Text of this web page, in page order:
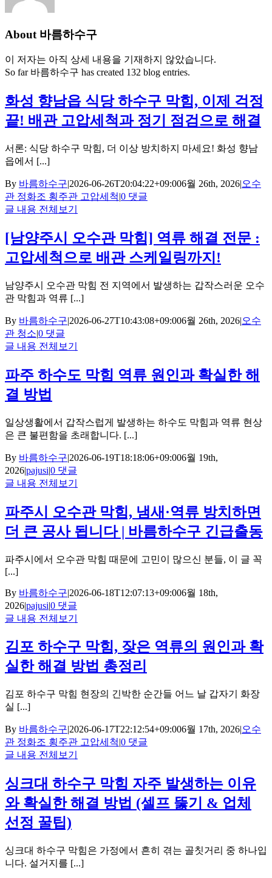
About 바름하수구
이 저자는 아직 상세 내용을 기재하지 않았습니다.
So far 바름하수구 has created 132 blog entries.
화성 향남읍 식당 하수구 막힘, 이제 걱정
끝! 배관 고압세척과 정기 점검으로 해결
서론: 식당 하수구 막힘, 더 이상 방치하지 마세요! 화성 향남
읍에서 [...]
By 바름하수구|2026-06-26T20:04:22+09:006월 26th, 2026|오수
관 정화조 횡주관 고압세척|0 댓글
글 내용 전체보기
[남양주시 오수관 막힘] 역류 해결 전문 :
고압세척으로 배관 스케일링까지!
남양주시 오수관 막힘 전 지역에서 발생하는 갑작스러운 오수
관 막힘과 역류 [...]
By 바름하수구|2026-06-27T10:43:08+09:006월 26th, 2026|오수
관 청소|0 댓글
글 내용 전체보기
파주 하수도 막힘 역류 원인과 확실한 해
결 방법
일상생활에서 갑작스럽게 발생하는 하수도 막힘과 역류 현상
은 큰 불편함을 초래합니다. [...]
By 바름하수구|2026-06-19T18:18:06+09:006월 19th,
2026|pajusi|0 댓글
글 내용 전체보기
파주시 오수관 막힘, 냄새·역류 방치하면
더 큰 공사 됩니다 | 바름하수구 긴급출동
파주시에서 오수관 막힘 때문에 고민이 많으신 분들, 이 글 꼭
[...]
By 바름하수구|2026-06-18T12:07:13+09:006월 18th,
2026|pajusi|0 댓글
글 내용 전체보기
김포 하수구 막힘, 잦은 역류의 원인과 확
실한 해결 방법 총정리
김포 하수구 막힘 현장의 긴박한 순간들 어느 날 갑자기 화장
실 [...]
By 바름하수구|2026-06-17T22:12:54+09:006월 17th, 2026|오수
관 정화조 횡주관 고압세척|0 댓글
글 내용 전체보기
싱크대 하수구 막힘 자주 발생하는 이유
와 확실한 해결 방법 (셀프 뚫기 & 업체
선정 꿀팁)
싱크대 하수구 막힘은 가정에서 흔히 겪는 골칫거리 중 하나입
니다. 설거지를 [...]